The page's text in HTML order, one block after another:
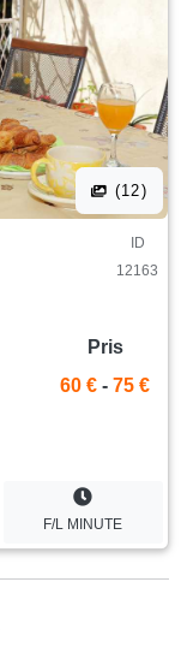
(12)
ID
12163
Pris
60 € - 75 €
F/L MINUTE